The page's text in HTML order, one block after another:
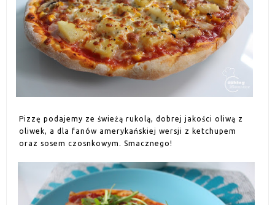
Pizzę podajemy ze świeżą rukolą, dobrej jakości oliwą z
oliwek, a dla fanów amerykańskiej wersji z ketchupem
oraz sosem czosnkowym. Smacznego!